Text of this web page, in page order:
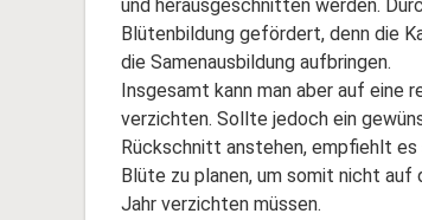
und herausgeschnitten werden.
Blütenbildung gefördert, denn die
die Samenausbildung aufbringen.
Insgesamt kann man aber auf eine
verzichten. Sollte jedoch ein
Rückschnitt anstehen, empfiehlt
Blüte zu planen, um somit nicht
Jahr verzichten müssen.